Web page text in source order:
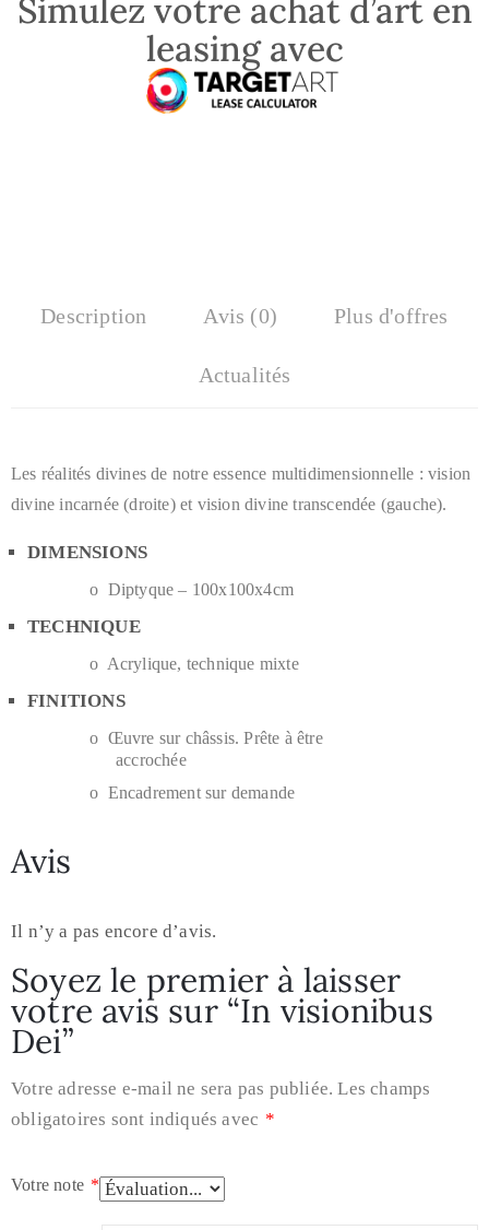
Simulez votre achat d’art en
leasing avec
Description Avis (0) Plus d'offres
Actualités
Les réalités divines de notre essence multidimensionnelle : vision
divine incarnée (droite) et vision divine transcendée (gauche).
DIMENSIONS
o Diptyque – 100x100x4cm
TECHNIQUE
o Acrylique, technique mixte
FINITIONS
o Œuvre sur châssis. Prête à être
accrochée
o Encadrement sur demande
Avis
Il n’y a pas encore d’avis.
Soyez le premier à laisser
votre avis sur “In visionibus
Dei”
Votre adresse e-mail ne sera pas publiée. Les champs
obligatoires sont indiqués avec *
Votre note *